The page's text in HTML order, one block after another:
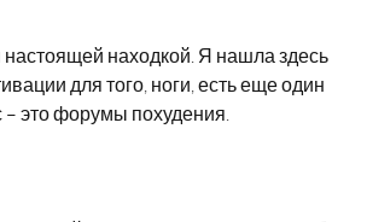
находкой. Я нашла здесь
для того, ноги, есть еще один
это форумы похудения.